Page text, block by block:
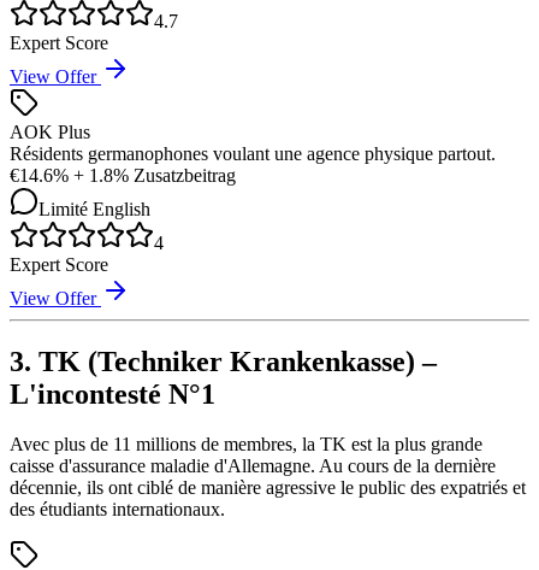
4.7
Expert Score
View Offer
AOK Plus
Résidents germanophones voulant une agence physique partout.
€14.6% + 1.8% Zusatzbeitrag
Limité English
4
Expert Score
View Offer
3. TK (Techniker Krankenkasse) –
L'incontesté N°1
Avec plus de 11 millions de membres, la TK est la plus grande
caisse d'assurance maladie d'Allemagne. Au cours de la dernière
décennie, ils ont ciblé de manière agressive le public des expatriés et
des étudiants internationaux.